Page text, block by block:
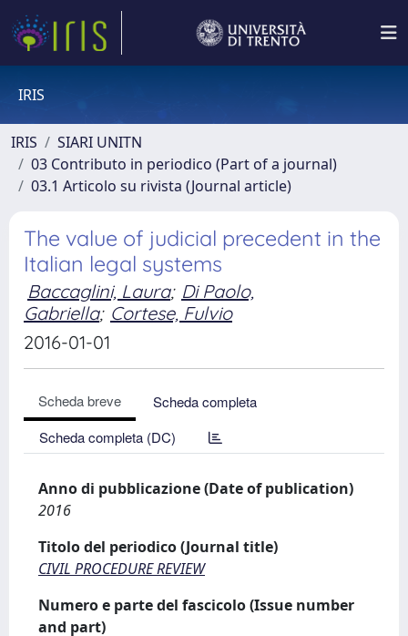
IRIS
IRIS
SIARI UNITN
03 Contributo in periodico (Part of a journal)
03.1 Articolo su rivista (Journal article)
The value of judicial precedent in the
Italian legal systems
Baccaglini, Laura; Di Paolo,
Gabriella; Cortese, Fulvio
2016-01-01
Scheda breve
Scheda completa
Scheda completa (DC)
Anno di pubblicazione (Date of publication)
2016
Titolo del periodico (Journal title)
CIVIL PROCEDURE REVIEW
Numero e parte del fascicolo (Issue number
and part)